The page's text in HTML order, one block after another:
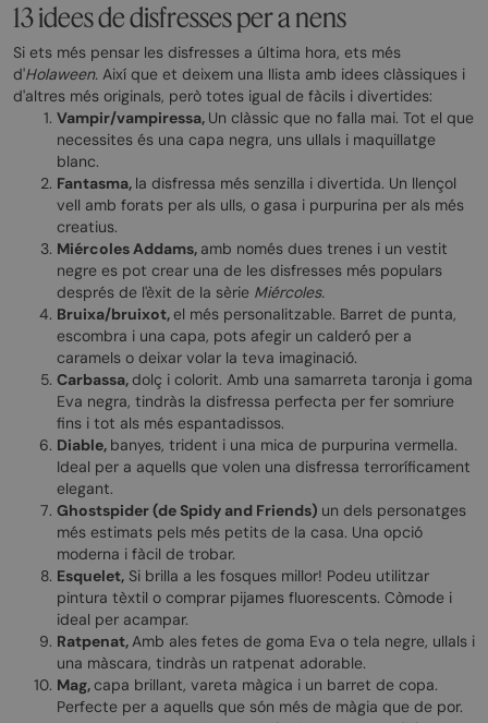
13 idees de disfresses per a nens
Si ets més pensar les disfresses a última hora, ets més
d'Holaween. Així que et deixem una llista amb idees clàssiques i
d'altres més originals, però totes igual de fàcils i divertides:
Vampir/vampiressa, Un clàssic que no falla mai. Tot el que
necessites és una capa negra, uns ullals i maquillatge
blanc.
Fantasma, la disfressa més senzilla i divertida. Un llençol
vell amb forats per als ulls, o gasa i purpurina per als més
creatius.
Miércoles Addams, amb només dues trenes i un vestit
negre es pot crear una de les disfresses més populars
després de l'èxit de la sèrie Miércoles.
Bruixa/bruixot,el més personalitzable. Barret de punta,
escombra i una capa, pots afegir un calderó per a
caramels o deixar volar la teva imaginació.
Carbassa,dolç i colorit. Amb una samarreta taronja i goma
Eva negra, tindràs la disfressa perfecta per fer somriure
fins i tot als més espantadissos.
Diable, banyes, trident i una mica de purpurina vermella.
Ideal per a aquells que volen una disfressa terroríficament
elegant.
Ghostspider (de Spidy and Friends) un dels personatges
més estimats pels més petits de la casa. Una opció
moderna i fàcil de trobar.
Esquelet, Si brilla a les fosques millor! Podeu utilitzar
pintura tèxtil o comprar pijames fluorescents. Còmode i
ideal per acampar.
Ratpenat,Amb ales fetes de goma Eva o tela negre, ullals i
una màscara, tindràs un ratpenat adorable.
Mag,capa brillant, vareta màgica i un barret de copa.
Perfecte per a aquells que són més de màgia que de por.